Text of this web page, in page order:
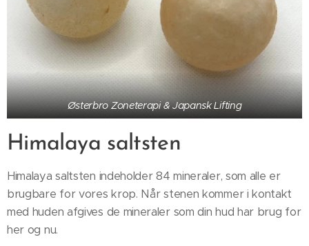
Østerbro Zoneterapi & Japansk Lifting
Himalaya saltsten
Himalaya saltsten indeholder 84 mineraler, som alle er
brugbare for vores krop. Når stenen kommer i kontakt
med huden afgives de mineraler som din hud har brug for
her og nu.